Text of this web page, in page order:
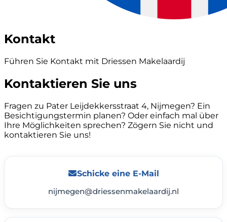
Kontakt
Führen Sie Kontakt mit Driessen Makelaardij
Kontaktieren Sie uns
Fragen zu Pater Leijdekkersstraat 4, Nijmegen? Ein
Besichtigungstermin planen? Oder einfach mal über
Ihre Möglichkeiten sprechen? Zögern Sie nicht und
kontaktieren Sie uns!
Schicke eine E-Mail
nijmegen@driessenmakelaardij.nl